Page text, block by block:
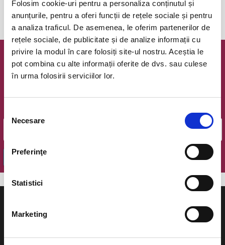
Folosim cookie-uri pentru a personaliza conținutul și
anunțurile, pentru a oferi funcții de rețele sociale și pentru
a analiza traficul. De asemenea, le oferim partenerilor de
rețele sociale, de publicitate și de analize informații cu
privire la modul în care folosiți site-ul nostru. Aceștia le
pot combina cu alte informații oferite de dvs. sau culese
în urma folosirii serviciilor lor.
consimțământului
Necesare
Preferinţe
Statistici
Marketing
Evenimentul a expirat.
Newsletter @ Bilete.ro
OK